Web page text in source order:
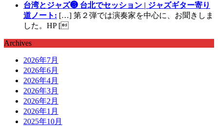
台湾とジャズ❸ 台北でセッション | ジャズギター寄り
道ノート: […] 第２弾では演奏家を中心に、お聞きしま
した。HP [
Archives
2026年7月
2026年6月
2026年4月
2026年3月
2026年2月
2026年1月
2025年10月